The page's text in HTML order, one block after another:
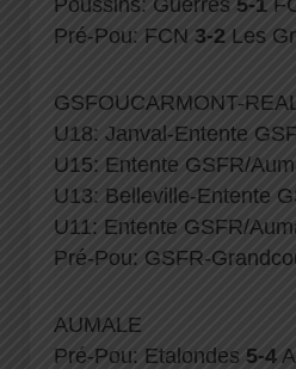
Poussins: Guerres 5-1
Pré-Pou: FCN 3-2 Les
GSFOUCARMONT-
U18: Janval-Entente
U15: Entente GSFR/
U13: Belleville-Entente
U11: Entente GSFR/
Pré-Pou: GSFR-
AUMALE
Pré-Pou: Etalondes 5-4